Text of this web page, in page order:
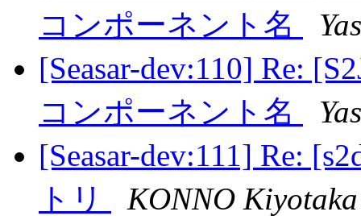
コンポーネント名
[Seasar-dev:110] Re:
コンポーネント名
[Seasar-dev:111] Re:
トリ
KONNO Kiyotaka